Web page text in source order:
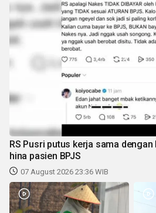
RS Pusri putus kerja sama
hina pasien BPJS
07 August 2026 23:36 WIB